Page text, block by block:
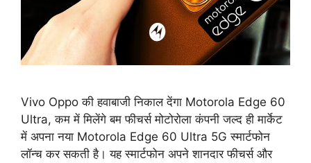
Vivo Oppo की हवाबाजी निकाल देंगा Motorola Edge 60
Ultra, कम में मिलेंगे बम फीचर्स मोटोरोला कंपनी जल्द ही मार्केट
में अपना नया Motorola Edge 60 Ultra 5G स्मार्टफोन
लॉन्च कर सकती है। यह स्मार्टफोन अपने शानदार फीचर्स और